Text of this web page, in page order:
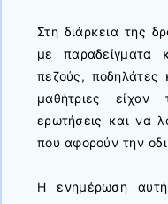
Στη διάρκεια της
με παραδείγματα
πεζούς, ποδηλάτες
μαθήτριες
ερωτήσεις και να
που αφορούν την
Η ενημέρωση